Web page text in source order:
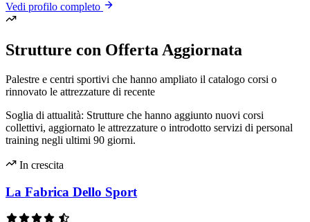
Vedi profilo completo
Strutture con Offerta Aggiornata
Palestre e centri sportivi che hanno ampliato il catalogo corsi o
rinnovato le attrezzature di recente
Soglia di attualità: Strutture che hanno aggiunto nuovi corsi
collettivi, aggiornato le attrezzature o introdotto servizi di personal
training negli ultimi 90 giorni.
In crescita
La Fabrica Dello Sport